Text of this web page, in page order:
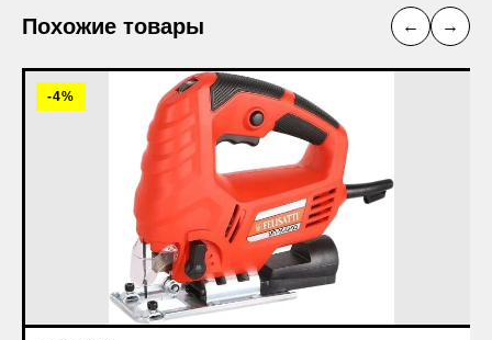
Похожие товары ← →
-4%